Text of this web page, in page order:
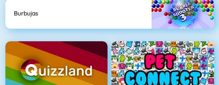
Burbujas